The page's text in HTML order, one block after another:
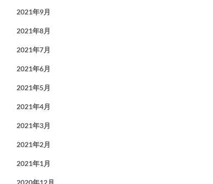
2021年9月
2021年8月
2021年7月
2021年6月
2021年5月
2021年4月
2021年3月
2021年2月
2021年1月
2020年12月